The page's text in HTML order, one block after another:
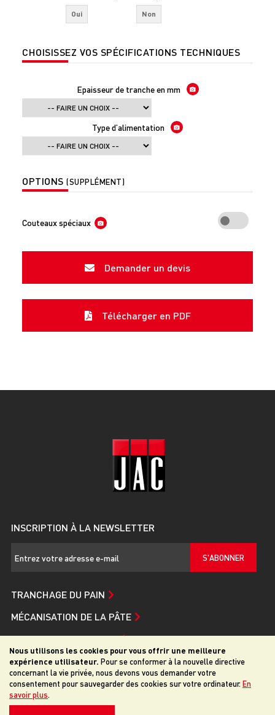
Nous utilisons les cookies pour vous offrir une meilleure
expérience utilisateur. Pour se conformer à la nouvelle directive
concernant la vie privée, nous devons vous demander votre
consentement pour sauvegarder des cookies sur votre ordinateur.En
savoir plus.
Oui Non
CHOISISSEZ VOS SPÉCIFICATIONS TECHNIQUES
Epaisseur de tranche en mm
Type d’alimentation
OPTIONS (SUPPLÉMENT)
Couteaux spéciaux
Demander un devis
Télécharger en PDF
INSCRIPTION À LA NEWSLETTER
S'ABONNER
TRANCHAGE DU PAIN
MÉCANISATION DE LA PÂTE
SERVICE ET ASSISTANCE
JAC